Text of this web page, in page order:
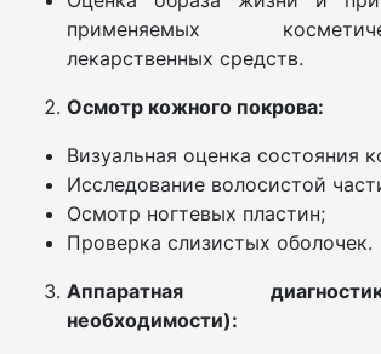
применяемых
лекарственных средств.
Осмотр кожного покрова:
Визуальная оценка состояния
Исследование волосистой
Осмотр ногтевых пластин;
Проверка слизистых оболочек.
Аппаратная
необходимости):